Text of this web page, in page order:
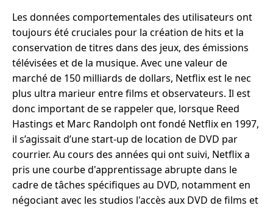
Les données comportementales des utilisateurs ont
toujours été cruciales pour la création de hits et la
conservation de titres dans des jeux, des émissions
télévisées et de la musique. Avec une valeur de
marché de 150 milliards de dollars, Netflix est le nec
plus ultra marieur entre films et observateurs. Il est
donc important de se rappeler que, lorsque Reed
Hastings et Marc Randolph ont fondé Netflix en 1997,
il s’agissait d’une start-up de location de DVD par
courrier. Au cours des années qui ont suivi, Netflix a
pris une courbe d'apprentissage abrupte dans le
cadre de tâches spécifiques au DVD, notamment en
négociant avec les studios l'accès aux DVD de films et